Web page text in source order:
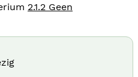
2.1.2 Geen